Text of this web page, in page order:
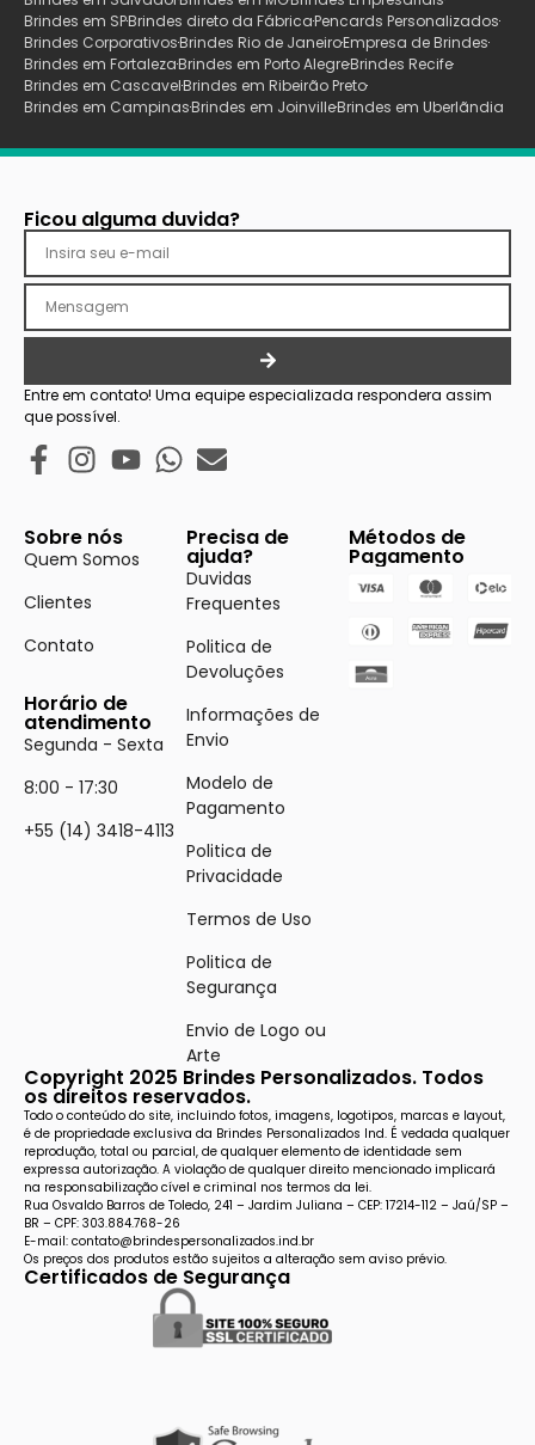
Brindes em SPBrindes direto da FábricaPencards Personalizados
Brindes CorporativosBrindes Rio de JaneiroEmpresa de Brindes
Brindes em FortalezaBrindes em Porto AlegreBrindes Recife
Brindes em CascavelBrindes em Ribeirão Preto
Brindes em CampinasBrindes em JoinvilleBrindes em Uberlãndia
Ficou alguma duvida?
Entre em contato! Uma equipe especializada respondera assim
que possível.
Sobre nós
Quem Somos
Clientes
Contato
Horário de
atendimento
Segunda - Sexta
8:00 - 17:30
+55 (14) 3418-4113
Precisa de
ajuda?
Duvidas
Frequentes
Politica de
Devoluções
Informações de
Envio
Modelo de
Pagamento
Politica de
Privacidade
Termos de Uso
Politica de
Segurança
Envio de Logo ou
Arte
Métodos de
Pagamento
Copyright 2025 Brindes Personalizados. Todos
os direitos reservados.
Todo o conteúdo do site, incluindo fotos, imagens, logotipos, marcas e layout,
é de propriedade exclusiva da Brindes Personalizados Ind. É vedada qualquer
reprodução, total ou parcial, de qualquer elemento de identidade sem
expressa autorização. A violação de qualquer direito mencionado implicará
na responsabilização cível e criminal nos termos da lei.
Rua Osvaldo Barros de Toledo, 241 – Jardim Juliana – CEP: 17214-112 – Jaú/SP –
BR – CPF: 303.884.768-26
E-mail: contato@brindespersonalizados.ind.br
Os preços dos produtos estão sujeitos a alteração sem aviso prévio.
Certificados de Segurança